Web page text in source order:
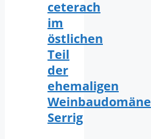
ceterach
im
östlichen
Teil
der
ehemaligen
Weinbaudomäne
Serrig